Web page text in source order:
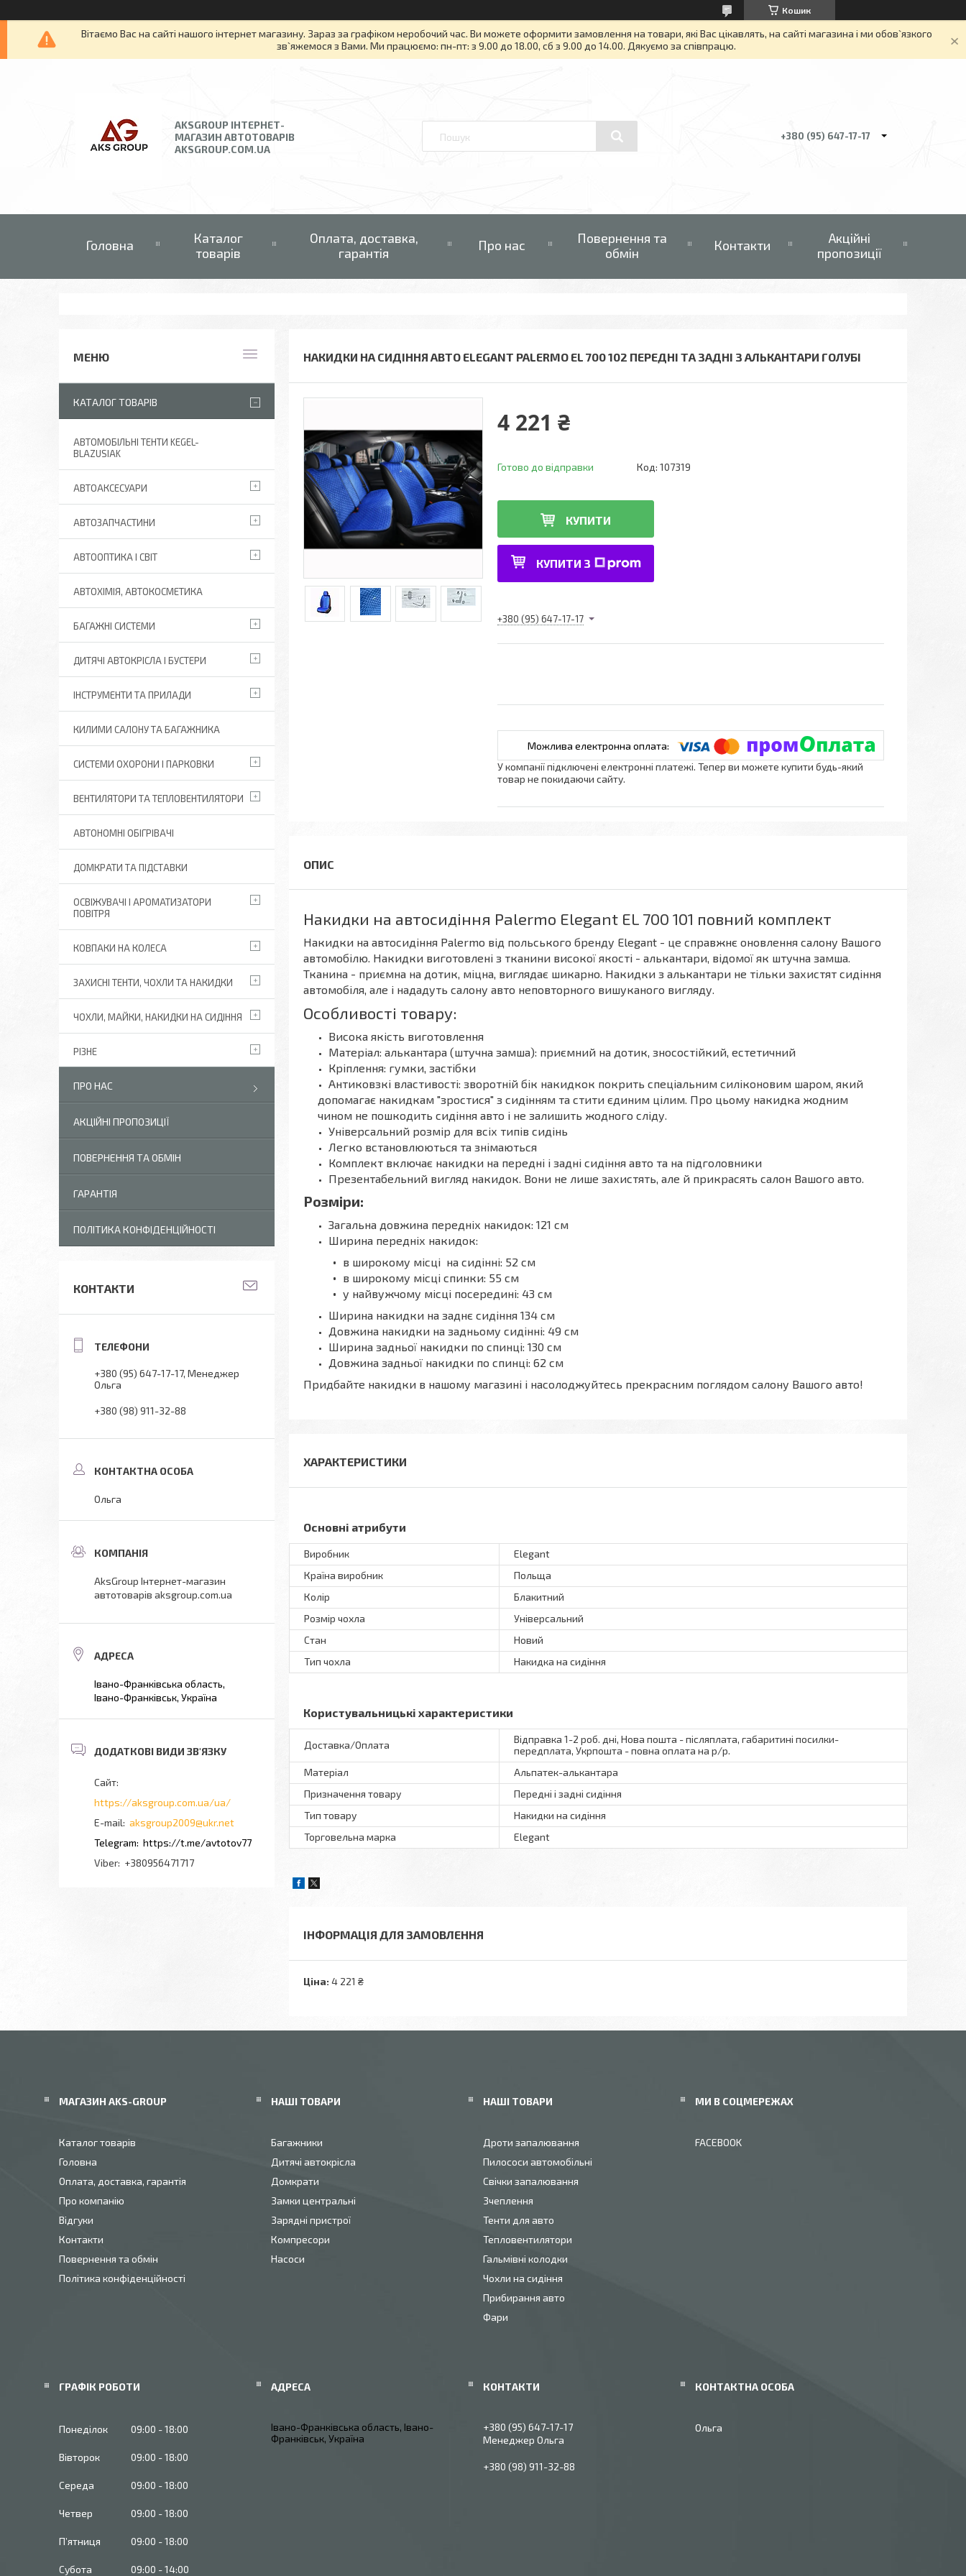
Кошик
Вітаємо Вас на сайті нашого інтернет магазину. Зараз за графіком неробочий час. Ви можете оформити замовлення на товари, які Вас цікавлять, на сайті магазина і ми обов`язкого
зв`яжемося з Вами. Ми працюємо: пн-пт: з 9.00 до 18.00, сб з 9.00 до 14.00. Дякуємо за співпрацю.
AKSGROUP ІНТЕРНЕТ-
МАГАЗИН АВТОТОВАРІВ
AKSGROUP.COM.UA
+380 (95) 647-17-17
Головна
Каталог
товарів
Оплата, доставка,
гарантія
Про нас
Повернення та
обмін
Контакти
Акційні
пропозиції
НАКИДКИ НА СИДІННЯ АВТО ELEGANT PALERMO EL 700 102 ПЕРЕДНІ ТА ЗАДНІ З АЛЬКАНТАРИ ГОЛУБІ
4 221 ₴
Готово до відправки Код: 107319
КУПИТИ
КУПИТИ З
+380 (95) 647-17-17
У компанії підключені електронні платежі. Тепер ви можете купити будь-який
товар не покидаючи сайту.
Накидки на автосидіння Palermo Elegant EL 700 101 повний комплект
Накидки на автосидіння Palermo від польського бренду Elegant - це справжнє оновлення салону Вашого
автомобілю. Накидки виготовлені з тканини високої якості - алькантари, відомої як штучна замша.
Тканина - приємна на дотик, міцна, виглядає шикарно. Накидки з алькантари не тільки захистят сидіння
автомобіля, але і нададуть салону авто неповторного вишуканого вигляду.
Особливості товару:
Висока якість виготовлення
Матеріал: алькантара (штучна замша): приємний на дотик, зносостійкий, естетичний
Кріплення: гумки, застібки
Антиковзкі властивості: зворотній бік накидкок покрить спеціальним силіконовим шаром, який
допомагає накидкам "зростися" з сидінням та стити єдиним цілим. Про цьому накидка жодним
чином не пошкодить сидіння авто і не залишить жодного сліду.
Універсальний розмір для всіх типів сидінь
Легко встановлюються та знімаються
Комплект включає накидки на передні і задні сидіння авто та на підголовники
Презентабельний вигляд накидок. Вони не лише захистять, але й прикрасять салон Вашого авто.
Розміри:
Загальна довжина передніх накидок: 121 см
Ширина передніх накидок:
в широкому місці на сидінні: 52 см
в широкому місці спинки: 55 см
у найвужчому місці посередині: 43 см
Ширина накидки на заднє сидіння 134 см
Довжина накидки на задньому сидінні: 49 см
Ширина задньої накидки по спинці: 130 см
Довжина задньої накидки по спинці: 62 см
Придбайте накидки в нашому магазині і насолоджуйтесь прекрасним поглядом салону Вашого авто!
ХАРАКТЕРИСТИКИ
Основні атрибути
Виробник
Elegant
Країна виробник
Польща
Колір
Блакитний
Розмір чохла
Універсальний
Стан
Новий
Тип чохла
Накидка на сидіння
Користувальницькі характеристики
Доставка/Оплата
Відправка 1-2 роб. дні, Нова пошта - післяплата, габаритині посилки-
передплата, Укрпошта - повна оплата на р/р.
Матеріал
Альпатек-алькантара
Призначення товару
Передні і задні сидіння
Тип товару
Накидки на сидіння
Торговельна марка
Elegant
ІНФОРМАЦІЯ ДЛЯ ЗАМОВЛЕННЯ
Ціна: 4 221 ₴
КАТАЛОГ ТОВАРІВ
АВТОМОБІЛЬНІ ТЕНТИ KEGEL-
BLAZUSIAK
АВТОАКСЕСУАРИ
АВТОЗАПЧАСТИНИ
АВТООПТИКА І СВІТ
АВТОХІМІЯ, АВТОКОСМЕТИКА
БАГАЖНІ СИСТЕМИ
ДИТЯЧІ АВТОКРІСЛА І БУСТЕРИ
ІНСТРУМЕНТИ ТА ПРИЛАДИ
КИЛИМИ САЛОНУ ТА БАГАЖНИКА
СИСТЕМИ ОХОРОНИ І ПАРКОВКИ
ВЕНТИЛЯТОРИ ТА ТЕПЛОВЕНТИЛЯТОРИ
АВТОНОМНІ ОБІГРІВАЧІ
ДОМКРАТИ ТА ПІДСТАВКИ
ОСВІЖУВАЧІ І АРОМАТИЗАТОРИ
ПОВІТРЯ
КОВПАКИ НА КОЛЕСА
ЗАХИСНІ ТЕНТИ, ЧОХЛИ ТА НАКИДКИ
ЧОХЛИ, МАЙКИ, НАКИДКИ НА СИДІННЯ
РІЗНЕ
ПРО НАС
АКЦІЙНІ ПРОПОЗИЦІЇ
ПОВЕРНЕННЯ ТА ОБМІН
ГАРАНТІЯ
ПОЛІТИКА КОНФІДЕНЦІЙНОСТІ
КОНТАКТИ
+380 (95) 647-17-17 Менеджер
Ольга
+380 (98) 911-32-88
Ольга
AksGroup Інтернет-магазин
автотоварів aksgroup.com.ua
Івано-Франківська область,
Івано-Франківськ, Україна
https://aksgroup.com.ua/ua/
aksgroup2009@ukr.net
https://t.me/avtotov77
+380956471717
МАГАЗИН AKS-GROUP
Каталог товарів
Головна
Оплата, доставка, гарантія
Про компанію
Відгуки
Контакти
Повернення та обмін
Політика конфіденційності
НАШІ ТОВАРИ
Багажники
Дитячі автокрісла
Домкрати
Замки центральні
Зарядні пристрої
Компресори
Насоси
НАШІ ТОВАРИ
Дроти запалювання
Пилососи автомобільні
Свічки запалювання
Зчеплення
Тенти для авто
Тепловентилятори
Гальмівні колодки
Чохли на сидіння
Прибирання авто
Фари
МИ В СОЦМЕРЕЖАХ
FACEBOOK
ГРАФІК РОБОТИ
Понеділок 09:00 18:00
Вівторок 09:00 18:00
Середа 09:00 18:00
Четвер 09:00 18:00
Пʼятниця 09:00 18:00
Субота 09:00 14:00
Івано-Франківська область, Івано-
Франківськ, Україна
+380 (95) 647-17-17
Менеджер Ольга
+380 (98) 911-32-88
Ольга